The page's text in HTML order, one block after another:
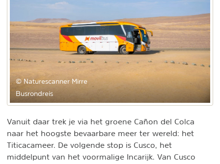
© Naturescanner Mirre
Busrondreis
Vanuit daar trek je via het groene Cañon del Colca
naar het hoogste bevaarbare meer ter wereld: het
Titicacameer. De volgende stop is Cusco, het
middelpunt van het voormalige Incarijk. Van Cusco